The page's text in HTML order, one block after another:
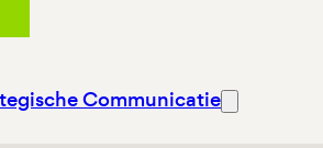
Communicatie